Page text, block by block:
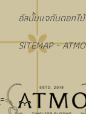
อัลบั้มแจกันดอกไม้
SITEMAP - ATMO